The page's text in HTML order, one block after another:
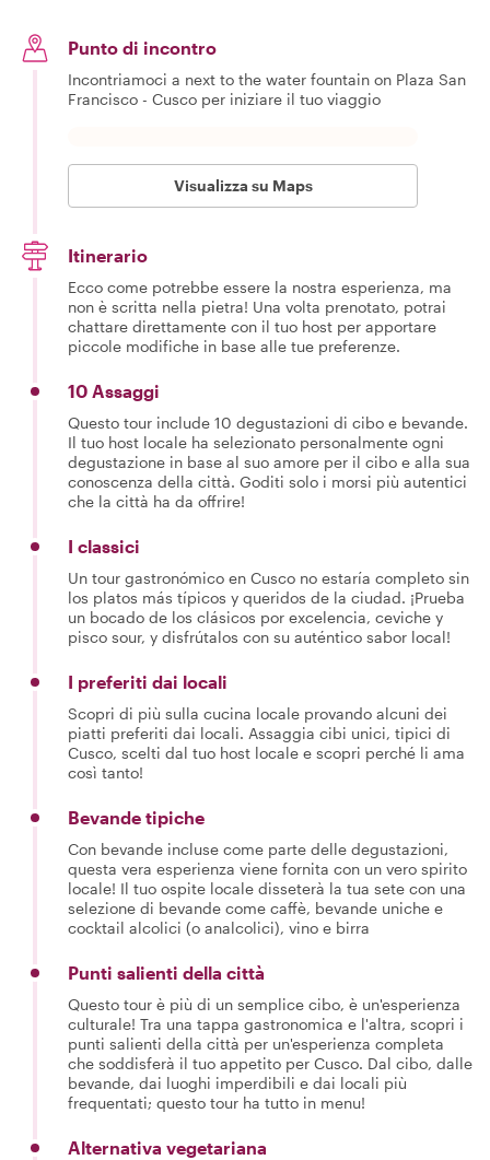
Punto di incontro
Incontriamoci a next to the water fountain on Plaza San
Francisco - Cusco per iniziare il tuo viaggio
Visualizza su Maps
Itinerario
Ecco come potrebbe essere la nostra esperienza, ma
non è scritta nella pietra! Una volta prenotato, potrai
chattare direttamente con il tuo host per apportare
piccole modifiche in base alle tue preferenze.
10 Assaggi
Questo tour include 10 degustazioni di cibo e bevande.
Il tuo host locale ha selezionato personalmente ogni
degustazione in base al suo amore per il cibo e alla sua
conoscenza della città. Goditi solo i morsi più autentici
che la città ha da offrire!
I classici
Un tour gastronómico en Cusco no estaría completo sin
los platos más típicos y queridos de la ciudad. ¡Prueba
un bocado de los clásicos por excelencia, ceviche y
pisco sour, y disfrútalos con su auténtico sabor local!
I preferiti dai locali
Scopri di più sulla cucina locale provando alcuni dei
piatti preferiti dai locali. Assaggia cibi unici, tipici di
Cusco, scelti dal tuo host locale e scopri perché li ama
così tanto!
Bevande tipiche
Con bevande incluse come parte delle degustazioni,
questa vera esperienza viene fornita con un vero spirito
locale! Il tuo ospite locale disseterà la tua sete con una
selezione di bevande come caffè, bevande uniche e
cocktail alcolici (o analcolici), vino e birra
Punti salienti della città
Questo tour è più di un semplice cibo, è un'esperienza
culturale! Tra una tappa gastronomica e l'altra, scopri i
punti salienti della città per un'esperienza completa
che soddisferà il tuo appetito per Cusco. Dal cibo, dalle
bevande, dai luoghi imperdibili e dai locali più
frequentati; questo tour ha tutto in menu!
Alternativa vegetariana